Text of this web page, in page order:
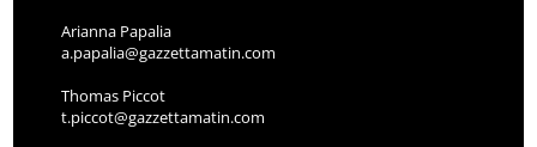
Arianna Papalia
a.papalia@gazzettamatin.com
Thomas Piccot
t.piccot@gazzettamatin.com